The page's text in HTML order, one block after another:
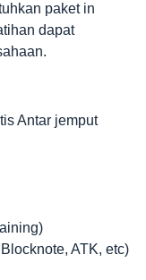
paket in
dapat
Antar jemput
ATK, etc)